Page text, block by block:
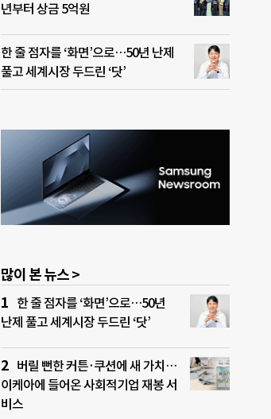
년부터 상금 5억원
한 줄 점자를 ‘화면’으로…50년 난제
풀고 세계시장 두드린 ‘닷’
많이 본 뉴스 >
한 줄 점자를 ‘화면’으로…50년
난제 풀고 세계시장 두드린 ‘닷’
버릴 뻔한 커튼·쿠션에 새 가치…
이케아에 들어온 사회적기업 재봉 서
비스